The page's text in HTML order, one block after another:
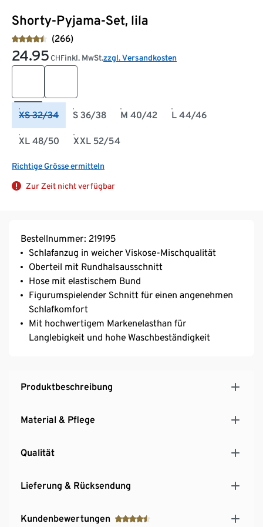
Shorty-Pyjama-Set, lila
(266)
24.95 CHFinkl. MwSt.zzgl. Versandkosten
XS 32/34 S 36/38 M 40/42 L 44/46
XL 48/50 XXL 52/54
Richtige Grösse ermitteln
Zur Zeit nicht verfügbar
Bestellnummer: 219195
Schlafanzug in weicher Viskose-Mischqualität
Oberteil mit Rundhalsausschnitt
Hose mit elastischem Bund
Figurumspielender Schnitt für einen angenehmen
Schlafkomfort
Mit hochwertigem Markenelasthan für
Langlebigkeit und hohe Waschbeständigkeit
Produktbeschreibung
Material & Pflege
Qualität
Lieferung & Rücksendung
Kundenbewertungen